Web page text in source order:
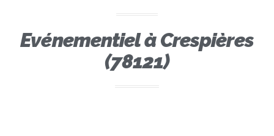
Evénementiel à Crespières
(78121)